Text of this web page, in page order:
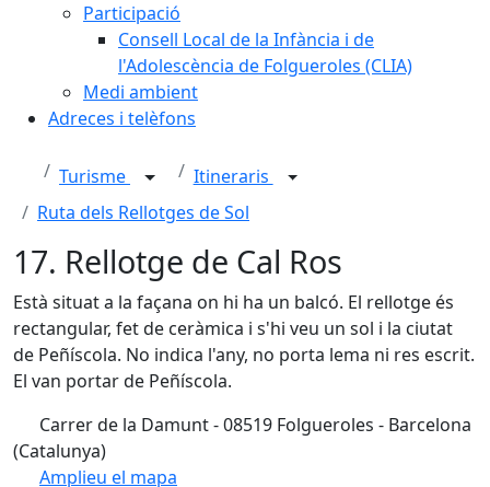
Participació
Consell Local de la Infància i de
l'Adolescència de Folgueroles (CLIA)
Medi ambient
Adreces i telèfons
Turisme
Itineraris
Ruta dels Rellotges de Sol
17. Rellotge de Cal Ros
Està situat a la façana on hi ha un balcó. El rellotge és
rectangular, fet de ceràmica i s'hi veu un sol i la ciutat
de Peñíscola. No indica l'any, no porta lema ni res escrit.
El van portar de Peñíscola.
Carrer de la Damunt - 08519 Folgueroles - Barcelona
(Catalunya)
Amplieu el mapa